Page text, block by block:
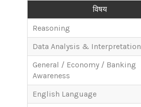
विषय
Reasoning
Data Analysis & Interpretation
General / Economy / Banking
Awareness
English Language